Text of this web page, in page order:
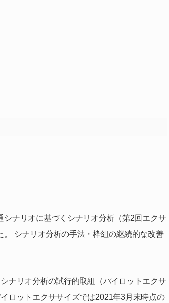
ナリオに基づくシナリオ分析（第2回エクサ
シナリオ分析の手法・枠組の継続的な改善
ナリオ分析の試行的取組（パイロットエクサ
ロットエクササイズでは2021年3月末時点の